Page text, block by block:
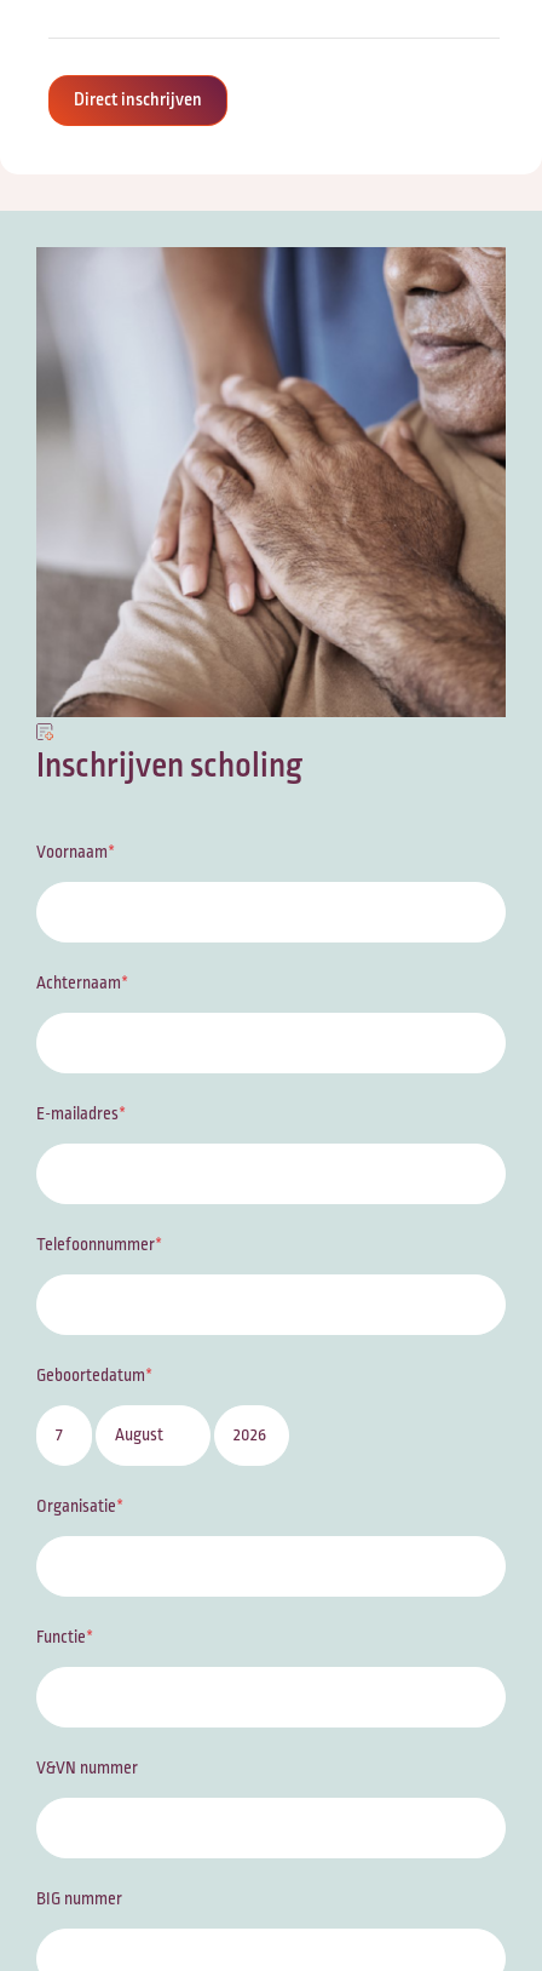
Direct inschrijven
Inschrijven scholing
Voornaam
Achternaam
E-mailadres
Telefoonnummer
Geboortedatum
Organisatie
Functie
V&VN nummer
BIG nummer